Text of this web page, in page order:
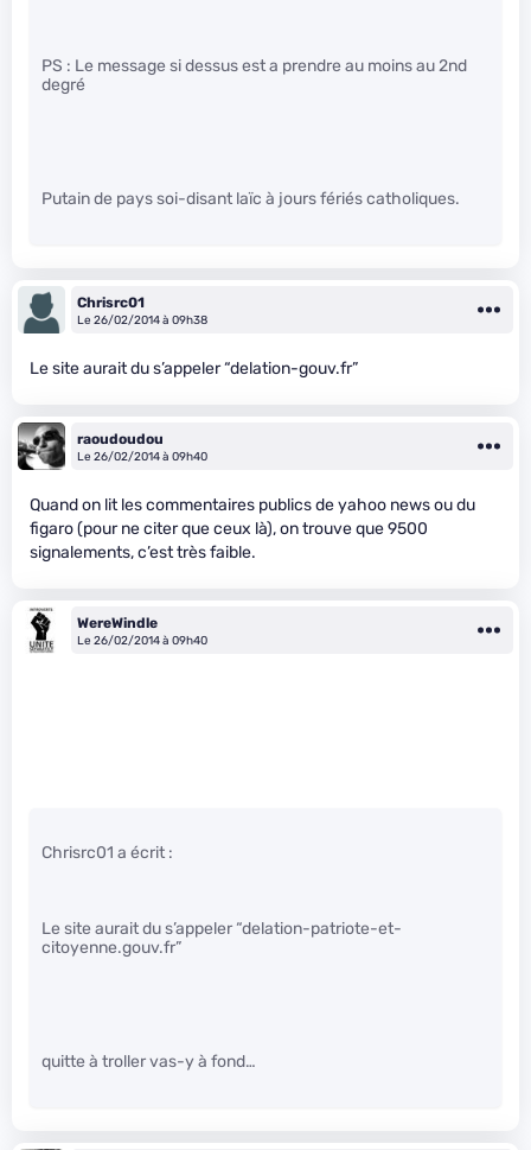
PS : Le message si dessus est a prendre au moins au 2nd
degré
Putain de pays soi-disant laïc à jours fériés catholiques.
Chrisrc01
Le 26/02/2014 à 09h38
Le site aurait du s’appeler “delation-gouv.fr”
raoudoudou
Le 26/02/2014 à 09h40
Quand on lit les commentaires publics de yahoo news ou du
figaro (pour ne citer que ceux là), on trouve que 9500
signalements, c’est très faible.
WereWindle
Le 26/02/2014 à 09h40
Chrisrc01 a écrit :
Le site aurait du s’appeler “delation-patriote-et-
citoyenne.gouv.fr”
quitte à troller vas-y à fond…